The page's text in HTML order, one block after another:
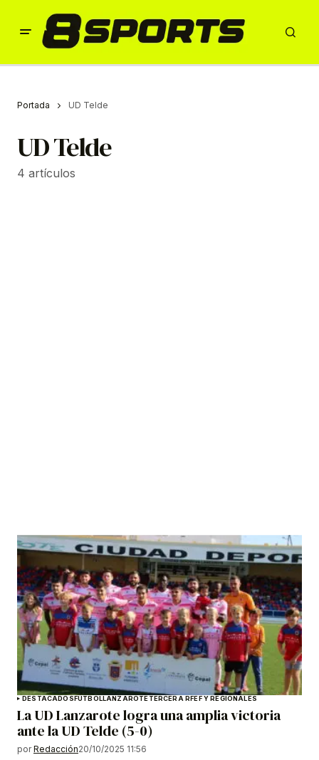
Portada UD Telde
UD Telde
4 artículos
DESTACADOSFÚTBOLLANZAROTETERCERA RFEF Y REGIONALES
La UD Lanzarote logra una amplia victoria
ante la UD Telde (5-0)
por Redacción20/10/2025 11:56